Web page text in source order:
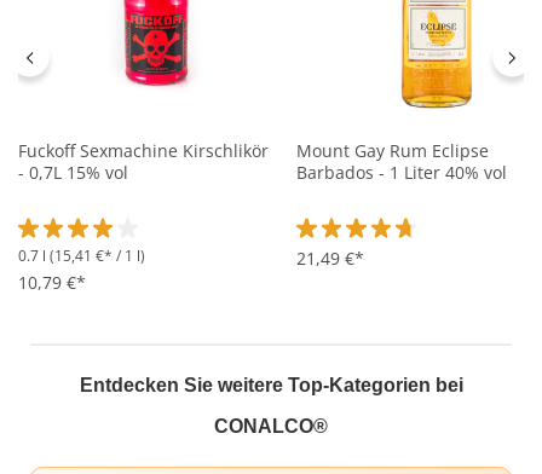
Fuckoff Sexmachine Kirschlikör
- 0,7L 15% vol
Durchschnittliche Bewertung von 4 von 5 Sternen
0.7 l (15,41 €* / 1 l)
10,79 €*
Mount Gay Rum Eclipse
Barbados - 1 Liter 40% vol
Durchschnittliche
21,49 €*
Entdecken Sie weitere Top-Kategorien bei
CONALCO®